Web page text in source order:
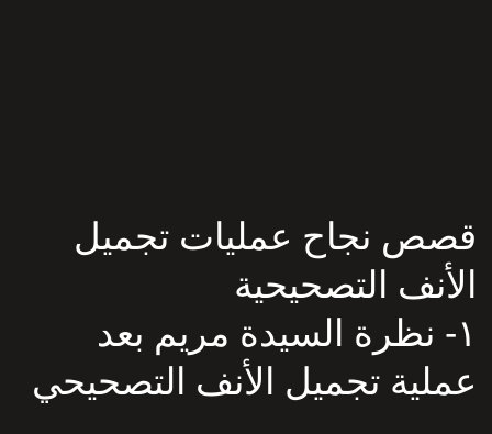
قصص نجاح عمليات تجميل
الأنف التصحيحية
١- نظرة السيدة مريم بعد
عملية تجميل الأنف التصحيحي